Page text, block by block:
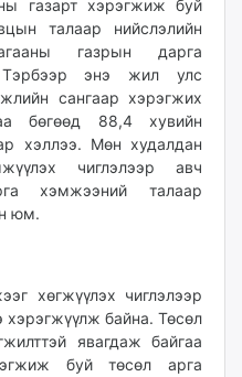
газарт хэрэгжиж буй
талаар нийслэлийн
газрын дарга
Тэрбээр энэ жил улс
сангаар хэрэгжих
бөгөөд 88,4 хувийн
хэллээ. Мөн худалдан
чиглэлээр авч
хэмжээний талаар
юм.
хөгжүүлэх чиглэлээр
хэрэгжүүлж байна. Төсөл
явагдаж байгаа
буй төсөл арга